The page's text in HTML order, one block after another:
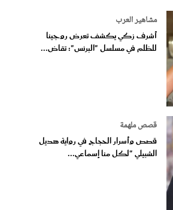
مشاهير العرب
أشرف زكي يكشف تعرض روجينا
للظلم في مسلسل "البرنس": تقاض...
قصص ملهمة
قصص وأسرار الحجاج في رواية هديل
الشبيلي "لكل منا إسماعي...